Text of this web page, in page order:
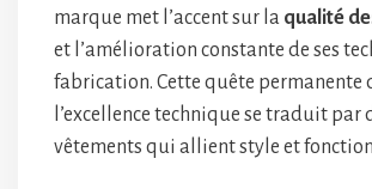
marque met l’accent sur la qualité
et l’amélioration constante de ses
fabrication. Cette quête permanente
l’excellence technique se traduit par
vêtements qui allient style et